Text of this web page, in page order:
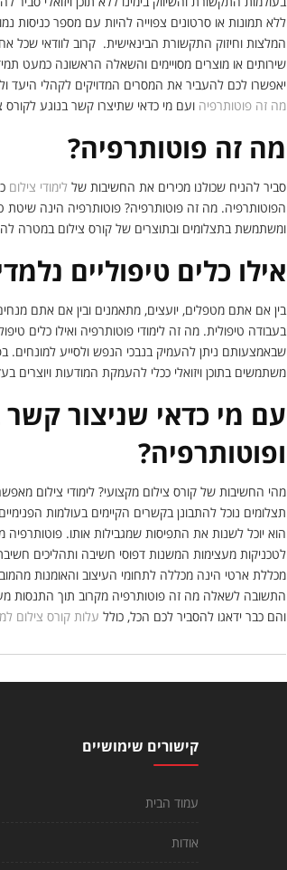
ללא תמונות או סרטונים צפוייה להיות עם מספר כניסות
המלצות וחיזוק התקשורת הבינאישית. קרוב לוודאי
שירותים או מוצרים מסויימים והשאלה הראשונה כמעט
יאפשרו לכם להעביר את המסרים המדויקים לקהלי היעד
מה זה פוטותרפיה ועם מי כדאי שתיצרו קשר בנוגע
מה זה פוטותרפיה?
סביר להניח שכולנו מכירים את החשיבות של לימודי צילום
הפוטותרפיה. מה זה פוטותרפיה? פוטותרפיה הינה שיטת
ומשתמשת בתצלומים ובתוצרים של קורס צילום במטרה
אילו כלים טיפוליים
בין אם אתם מטפלים, יועצים, מתאמנים ובין אם אתם
בעבודה טיפולית. מה זה לימודי פוטותרפיה ואילו כלים
שבאמצעותם ניתן להעמיק בנבכי הנפש ולסייע למונחים.
משתמשים בתוכן ויזואלי ככלי להעמקת המודעות ויוצרים
עם מי כדאי שניצור קשר
ופוטותרפיה?
מהי החשיבות של קורס צילום מקצועי? לימודי צילום
תצלומים נוכל להתבונן בקשרים הקיימים בעולמות
הוא יוכל לשנות את התפיסות שמגבילות אותו.
לטכניקות מעצימות המשנות דפוסי חשיבה ותהליכים
מכללת ארטי הינה מכללה לתחומי העיצוב והאומנות
התשובה לשאלה מה זה פוטותרפיה מקרוב תוך התנסות
והם כבר ידאגו להסביר לכם הכל, כולל עלות קורס צילום
קישורים שימושיים
עמוד הבית
אודות